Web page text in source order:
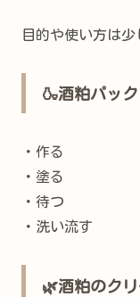
目的や使い方は
🍶酒粕パック
・作る
・塗る
・待つ
・洗い流す
🌿酒粕のク